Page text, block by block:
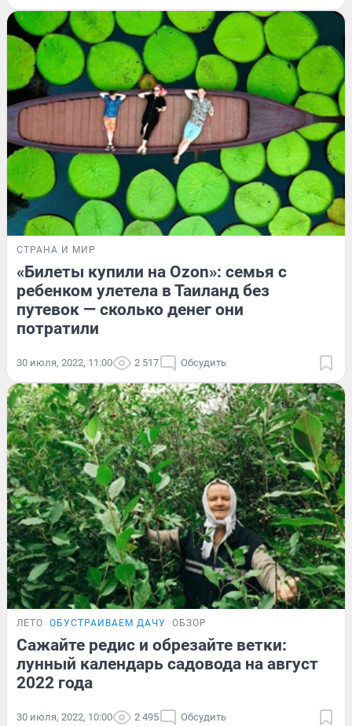
СТРАНА И МИР
«Билеты купили на Ozon»: семья с
ребенком улетела в Таиланд без
путевок — сколько денег они
потратили
30 июля, 2022, 11:00 2 517 Обсудить
ЛЕТО ОБУСТРАИВАЕМ ДАЧУ ОБЗОР
Сажайте редис и обрезайте ветки:
лунный календарь садовода на август
2022 года
30 июля, 2022, 10:00 2 495 Обсудить